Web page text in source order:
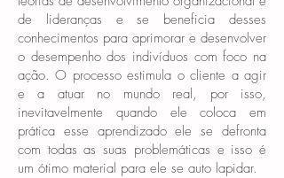
de lideranças e se beneficia desses
conhecimentos para aprimorar e desenvolver
o desempenho dos indivíduos com foco na
ação. ​O processo estimula o cliente a agir
e a atuar no mundo real, por isso,
inevitavelmente quando ele coloca em
prática esse aprendizado ele se defronta
com todas as suas problemáticas e isso é
um ótimo material para ele se auto lapidar.